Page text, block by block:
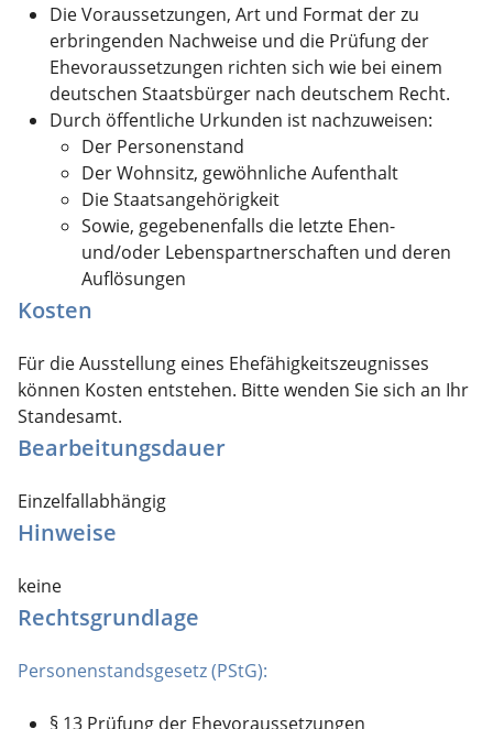
Die Voraussetzungen, Art und Format der zu
erbringenden Nachweise und die Prüfung der
Ehevoraussetzungen richten sich wie bei einem
deutschen Staatsbürger nach deutschem Recht.
Durch öffentliche Urkunden ist nachzuweisen:
Der Personenstand
Der Wohnsitz, gewöhnliche Aufenthalt
Die Staatsangehörigkeit
Sowie, gegebenenfalls die letzte Ehen-
und/oder Lebenspartnerschaften und deren
Auflösungen
Kosten
Für die Ausstellung eines Ehefähigkeitszeugnisses
können Kosten entstehen. Bitte wenden Sie sich an Ihr
Standesamt.
Bearbeitungsdauer
Einzelfallabhängig
Hinweise
keine
Rechtsgrundlage
Personenstandsgesetz (PStG):
§ 13 Prüfung der Ehevoraussetzungen